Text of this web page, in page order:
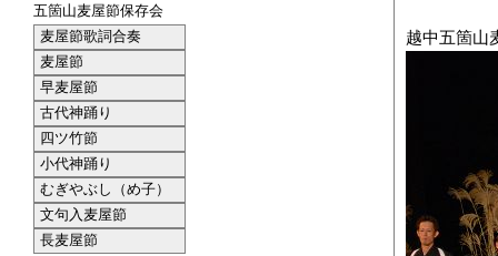
越中五箇山
五箇山麦屋節保存会
麦屋節歌詞合奏
麦屋節
早麦屋節
古代神踊り
四ツ竹節
小代神踊り
むぎやぶし（め子）
文句入麦屋節
長麦屋節